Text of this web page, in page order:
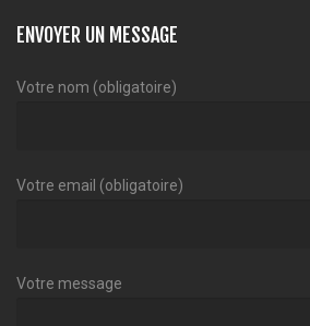
ENVOYER UN MESSAGE
Votre nom (obligatoire)
Votre email (obligatoire)
Votre message